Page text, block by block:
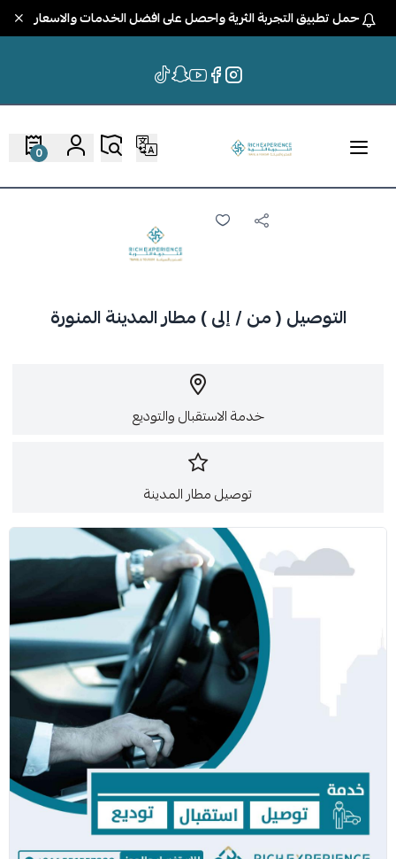
حمل تطبيق التجربة الثرية واحصل على افضل الخدمات والاسعار
0
التوصيل ( من / إلى ) مطار المدينة المنورة
خدمة الاستقبال والتوديع
توصيل مطار المدينة